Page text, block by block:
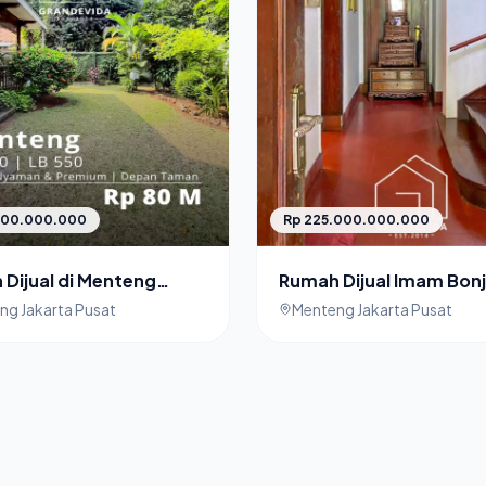
Dijual di Menteng
Jakarta Pusat
Rp 225.000.000.000
Rumah Dijual Imam
Menteng Jakarta Pusat
Menteng Jakarta Pusat